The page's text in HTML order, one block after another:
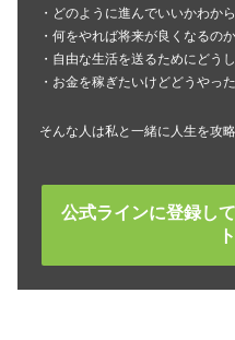
・どのように進んでいいかわか
・何をやれば将来が良くなるの
・自由な生活を送るためにどう
・お金を稼ぎたいけどどうやっ
そんな人は私と一緒に人生を攻
公式ラインに登録し